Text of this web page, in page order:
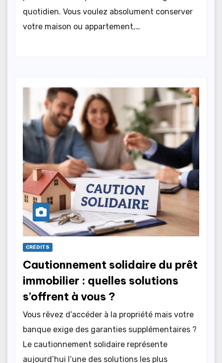
quotidien. Vous voulez absolument conserver
votre maison ou appartement,…
CRÉDITS
Cautionnement solidaire du prêt
immobilier : quelles solutions
s’offrent à vous ?
Vous rêvez d’accéder à la propriété mais votre
banque exige des garanties supplémentaires ?
Le cautionnement solidaire représente
aujourd’hui l’une des solutions les plus